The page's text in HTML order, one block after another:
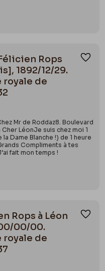
Rops
1892/12/29.
royale de
Mr de Roddaz8. Boulevard
LéonJe suis chez moi 1
Dame Blanche !) de 1 heure
Compliments à tes
fait mon temps !
Rops à Léon
00/00.
royale de